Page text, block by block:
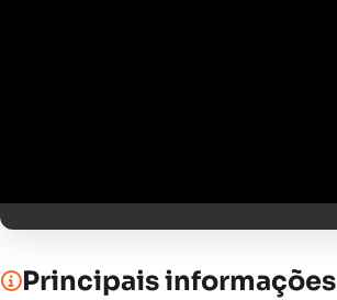
Principais informações